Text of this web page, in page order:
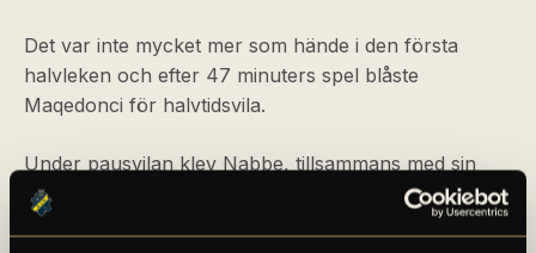
Det var inte mycket mer som hände i den första
halvleken och efter 47 minuters spel blåste
Maqedonci för halvtidsvila.
Under pausvilan klev Nabbe, tillsammans med sin
son Hamza, ut på nationalarenans gräs där den
tidigare AIK-spelaren hyllades stort av de svartgula